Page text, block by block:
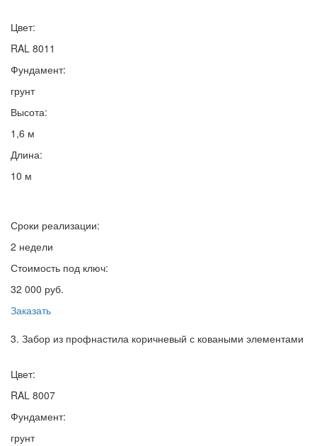
Цвет:
RAL 8011
Фундамент:
грунт
Высота:
1,6 м
Длина:
10 м
Сроки реализации:
2 недели
Стоимость под ключ:
32 000 руб.
Заказать
3. Забор из профнастила коричневый с коваными элементами
Цвет:
RAL 8007
Фундамент:
грунт